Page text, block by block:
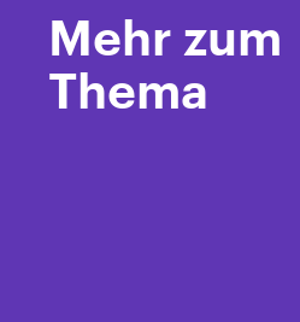
Mehr zum
Thema